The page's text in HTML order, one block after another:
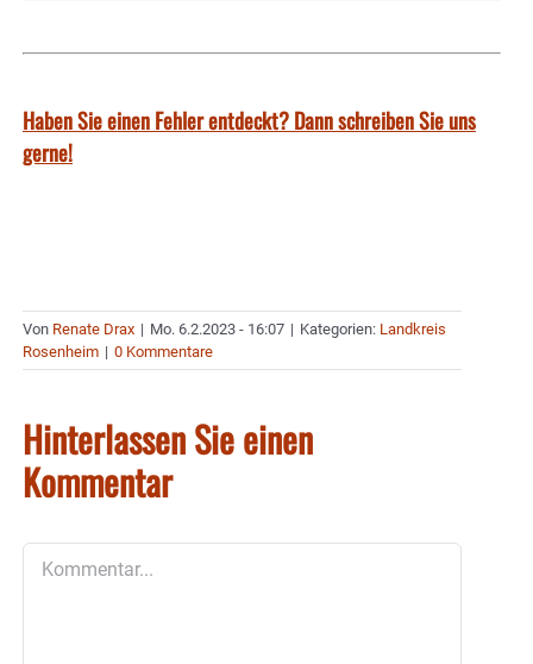
Haben Sie einen Fehler entdeckt? Dann schreiben Sie uns
gerne!
Von Renate Drax | Mo. 6.2.2023 - 16:07 | Kategorien: Landkreis
Rosenheim | 0 Kommentare
Hinterlassen Sie einen
Kommentar